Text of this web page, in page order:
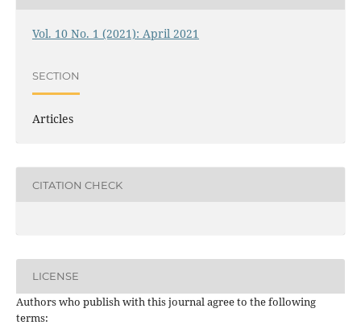
Vol. 10 No. 1 (2021): April 2021
SECTION
Articles
CITATION CHECK
LICENSE
Authors who publish with this journal agree to the following
terms: